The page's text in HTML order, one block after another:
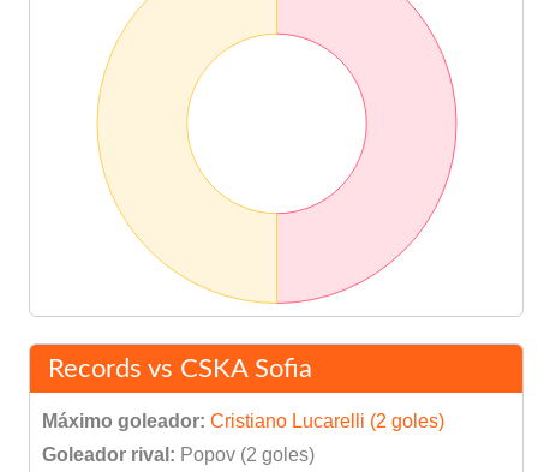
Final del partido
Records vs CSKA Sofia
Máximo goleador: Cristiano Lucarelli (2 goles)
Goleador rival: Popov (2 goles)